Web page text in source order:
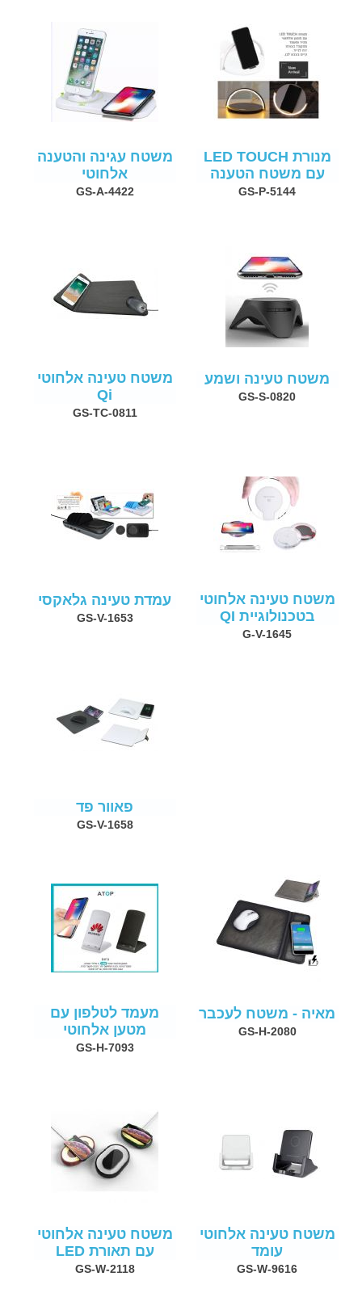
מנורת LED TOUCH
עם משטח הטענה
GS-P-5144
משטח עגינה והטענה
אלחוטי
GS-A-4422
משטח טעינה ושמע
GS-S-0820
משטח טעינה אלחוטי
Qi
GS-TC-0811
משטח טעינה אלחוטי
בטכנולוגיית QI
G-V-1645
עמדת טעינה גלאקסי
GS-V-1653
פאוור פד
GS-V-1658
מאיה - משטח לעכבר
GS-H-2080
מעמד לטלפון עם
מטען אלחוטי
GS-H-7093
משטח טעינה אלחוטי
עומד
GS-W-9616
משטח טעינה אלחוטי
עם תאורת LED
GS-W-2118